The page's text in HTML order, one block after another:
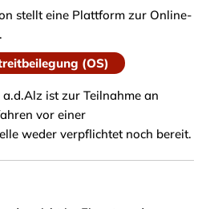
stellt eine Plattform zur Online-
(OS)
ist zur Teilnahme an
vor einer
weder verpflichtet noch bereit.